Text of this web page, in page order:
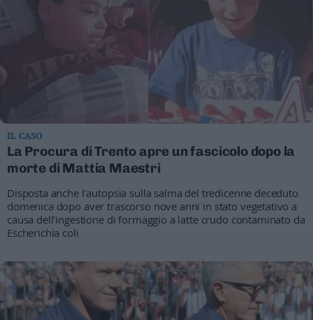
IL CASO
La Procura di Trento apre un fascicolo dopo la
morte di Mattia Maestri
Disposta anche l'autopsia sulla salma del tredicenne deceduto
domenica dopo aver trascorso nove anni in stato vegetativo a
causa dell'ingestione di formaggio a latte crudo contaminato da
Escherichia coli